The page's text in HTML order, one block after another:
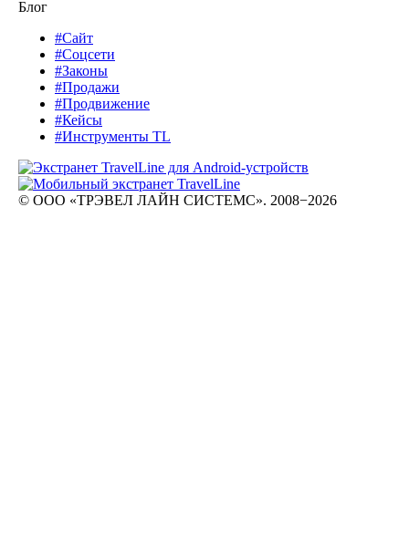
Блог
#Сайт
#Соцсети
#Законы
#Продажи
#Продвижение
#Кейсы
#Инструменты TL
© ООО «ТРЭВЕЛ ЛАЙН СИСТЕМС». 2008−2026